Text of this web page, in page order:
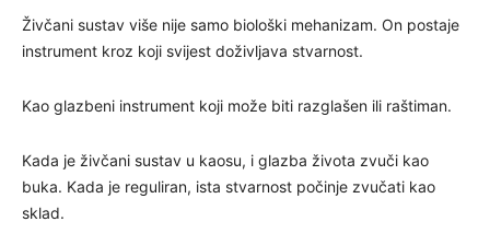
Živčani sustav više nije samo biološki mehanizam. On postaje
instrument kroz koji svijest doživljava stvarnost.
Kao glazbeni instrument koji može biti razglašen ili raštiman.
Kada je živčani sustav u kaosu, i glazba života zvuči kao
buka. Kada je reguliran, ista stvarnost počinje zvučati kao
sklad.